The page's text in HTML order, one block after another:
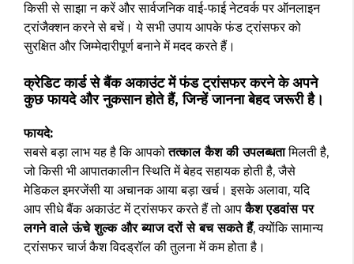
किसी से साझा न करें और सार्वजनिक वाई-फाई नेटवर्क पर ऑनलाइन
ट्रांजैक्शन करने से बचें। ये सभी उपाय आपके फंड ट्रांसफर को
सुरक्षित और जिम्मेदारीपूर्ण बनाने में मदद करते हैं।
क्रेडिट कार्ड से बैंक अकाउंट में फंड ट्रांसफर करने के अपने
कुछ फायदे और नुकसान होते हैं, जिन्हें जानना बेहद जरूरी है।
फायदे:
सबसे बड़ा लाभ यह है कि आपकोतत्काल कैश की उपलब्धतामिलती है,
जो किसी भी आपातकालीन स्थिति में बेहद सहायक होती है, जैसे
मेडिकल इमरजेंसी या अचानक आया बड़ा खर्च। इसके अलावा, यदि
आप सीधे बैंक अकाउंट में ट्रांसफर करते हैं तो आपकैश एडवांस पर
लगने वाले ऊंचे शुल्क और ब्याज दरों से बच सकते हैं, क्योंकि सामान्य
ट्रांसफर चार्ज कैश विदड्रॉल की तुलना में कम होता है।